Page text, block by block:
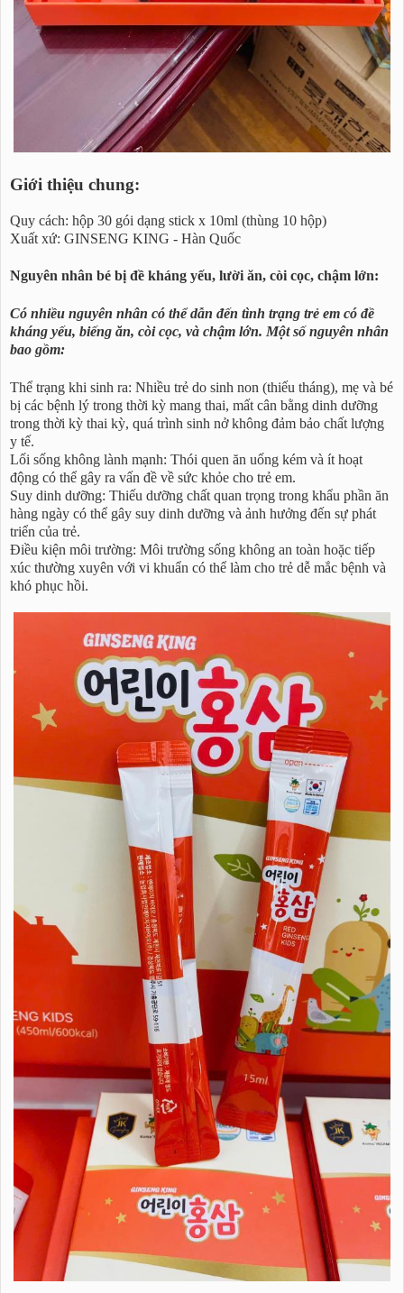
Giới thiệu chung:
Quy cách: hộp 30 gói dạng stick x 10ml (thùng 10 hộp)
Xuất xứ: GINSENG KING - Hàn Quốc
Nguyên nhân bé bị đề kháng yếu, lười ăn, còi cọc, chậm lớn:
Có nhiều nguyên nhân có thể dẫn đến tình trạng trẻ em có đề
kháng yếu, biếng ăn, còi cọc, và chậm lớn. Một số nguyên nhân
bao gồm:
Thể trạng khi sinh ra: Nhiều trẻ do sinh non (thiếu tháng), mẹ và bé
bị các bệnh lý trong thời kỳ mang thai, mất cân bằng dinh dưỡng
trong thời kỳ thai kỳ, quá trình sinh nở không đảm bảo chất lượng
y tế.
Lối sống không lành mạnh: Thói quen ăn uống kém và ít hoạt
động có thể gây ra vấn đề về sức khỏe cho trẻ em.
Suy dinh dưỡng: Thiếu dưỡng chất quan trọng trong khẩu phần ăn
hàng ngày có thể gây suy dinh dưỡng và ảnh hưởng đến sự phát
triển của trẻ.
Điều kiện môi trường: Môi trường sống không an toàn hoặc tiếp
xúc thường xuyên với vi khuẩn có thể làm cho trẻ dễ mắc bệnh và
khó phục hồi.